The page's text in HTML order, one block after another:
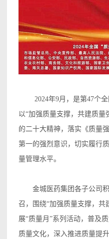
2024年9月，是第47个
以“加强质量支撑，共建质量
的二十大精神，落实《质量
第一的强烈意识，切实履行
量管理水平。
金城医药集团各子公司
召，围绕“加强质量支撑，共
展“质量月”系列活动，普及
质量文化，深入推进质量提升